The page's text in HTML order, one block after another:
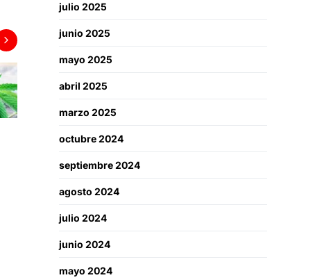
julio 2025
junio 2025
mayo 2025
abril 2025
marzo 2025
octubre 2024
septiembre 2024
agosto 2024
julio 2024
junio 2024
mayo 2024